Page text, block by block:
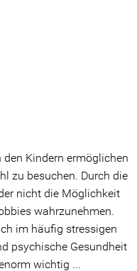
e.V.
Kindern ermöglichen
zu besuchen. Durch die
nicht die Möglichkeit
wahrzunehmen.
im häufig stressigen
psychische Gesundheit
wichtig ...